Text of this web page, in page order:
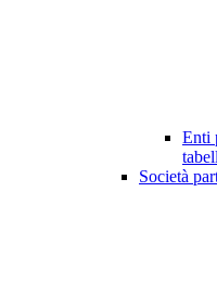
Enti
Società